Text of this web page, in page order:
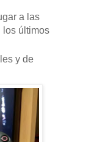
a las
los últimos
y de